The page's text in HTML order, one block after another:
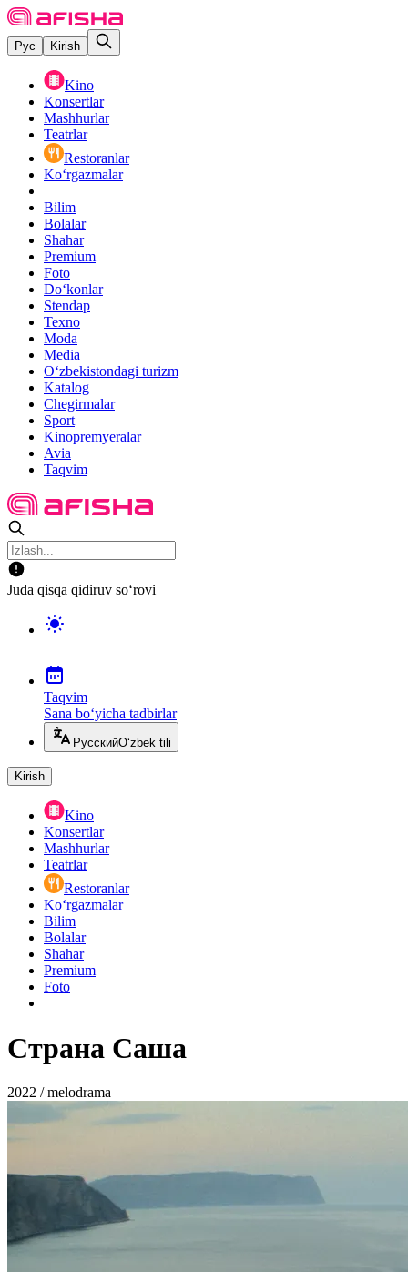
Рус Kirish
Kino
Konsertlar
Mashhurlar
Teatrlar
Restoranlar
Ko‘rgazmalar
Bilim
Bolalar
Shahar
Premium
Foto
Do‘konlar
Stendap
Texno
Moda
Media
O‘zbekistondagi turizm
Katalog
Chegirmalar
Sport
Kinopremyeralar
Avia
Taqvim
Juda qisqa qidiruv so‘rovi
Taqvim
Sana bo‘yicha tadbirlar
РусскийO‘zbek tili
Kirish
Kino
Konsertlar
Mashhurlar
Teatrlar
Restoranlar
Ko‘rgazmalar
Bilim
Bolalar
Shahar
Premium
Foto
Страна Саша
2022 / melodrama